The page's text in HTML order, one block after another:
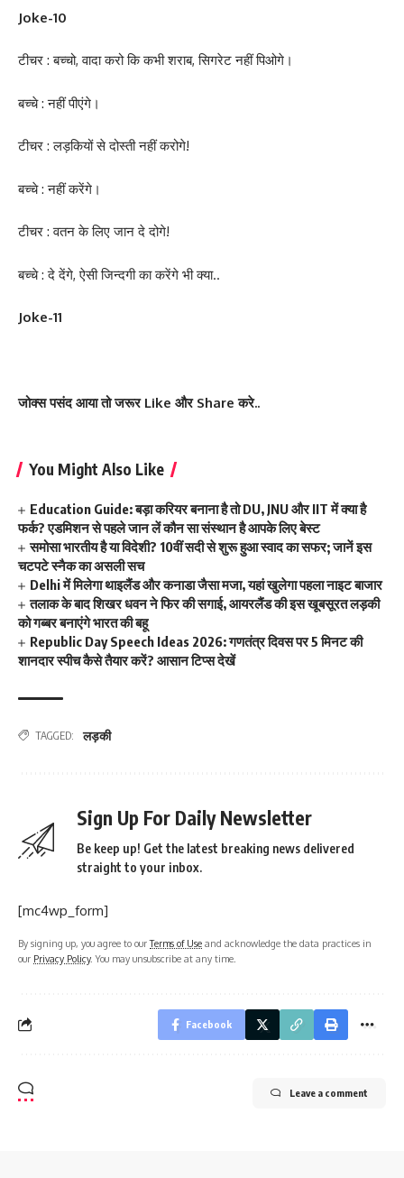
Joke-10
टीचर : बच्चो, वादा करो कि कभी शराब, सिगरेट नहीं पिओगे।
बच्चे : नहीं पीएंगे।
टीचर : लड़कियों से दोस्ती नहीं करोगे!
बच्चे : नहीं करेंगे।
टीचर : वतन के लिए जान दे दोगे!
बच्चे : दे देंगे, ऐसी जिन्दगी का करेंगे भी क्या..
Joke-11
जोक्स पसंद आया तो जरूर Like और Share करे..
You Might Also Like
Education Guide: बड़ा करियर बनाना है तो DU, JNU और IIT में क्या है
फर्क? एडमिशन से पहले जान लें कौन सा संस्थान है आपके लिए बेस्ट
समोसा भारतीय है या विदेशी? 10वीं सदी से शुरू हुआ स्वाद का सफर; जानें इस
चटपटे स्नैक का असली सच
Delhi में मिलेगा थाइलैंड और कनाडा जैसा मजा, यहां खुलेगा पहला नाइट बाजार
तलाक के बाद शिखर धवन ने फिर की सगाई, आयरलैंड की इस खूबसूरत लड़की
को गब्बर बनाएंगे भारत की बहू
Republic Day Speech Ideas 2026: गणतंत्र दिवस पर 5 मिनट की
शानदार स्पीच कैसे तैयार करें? आसान टिप्स देखें
TAGGED: लड़की
Sign Up For Daily Newsletter
Be keep up! Get the latest breaking news delivered
straight to your inbox.
[mc4wp_form]
By signing up, you agree to ourTerms of Use and acknowledge the data practices in
our Privacy Policy. You may unsubscribe at any time.
Facebook
Leave a comment